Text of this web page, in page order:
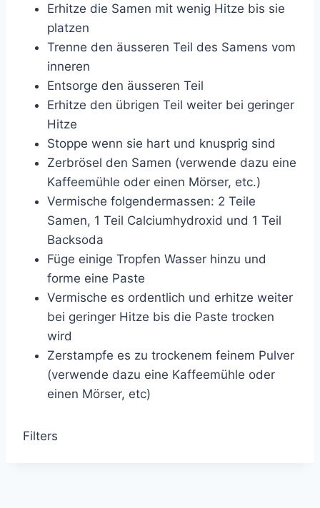
Erhitze die Samen mit wenig Hitze bis sie
platzen
Trenne den äusseren Teil des Samens vom
inneren
Entsorge den äusseren Teil
Erhitze den übrigen Teil weiter bei geringer
Hitze
Stoppe wenn sie hart und knusprig sind
Zerbrösel den Samen (verwende dazu eine
Kaffeemühle oder einen Mörser, etc.)
Vermische folgendermassen: 2 Teile
Samen, 1 Teil Calciumhydroxid und 1 Teil
Backsoda
Füge einige Tropfen Wasser hinzu und
forme eine Paste
Vermische es ordentlich und erhitze weiter
bei geringer Hitze bis die Paste trocken
wird
Zerstampfe es zu trockenem feinem Pulver
(verwende dazu eine Kaffeemühle oder
einen Mörser, etc)
Filters